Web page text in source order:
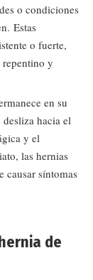
o condiciones
Estas
o fuerte,
y
en su
hacia el
y el
las hernias
causar síntomas
de